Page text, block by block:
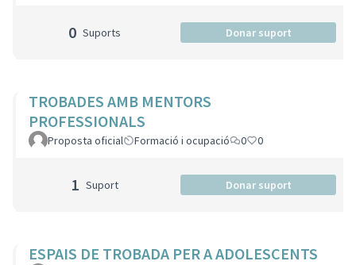
0 Suports Donar suport
TROBADES AMB MENTORS
PROFESSIONALS
Proposta oficial Formació i ocupació 0 0
1 Suport Donar suport
ESPAIS DE TROBADA PER A ADOLESCENTS